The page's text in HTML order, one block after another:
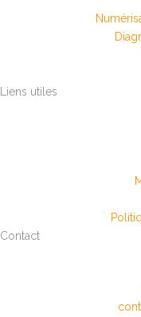
Liens utiles
Contact